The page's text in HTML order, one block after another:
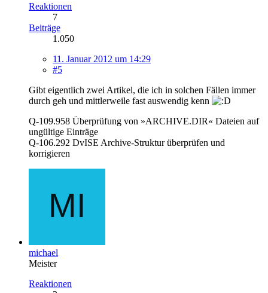
Reaktionen
7
Beiträge
1.050
11. Januar 2012 um 14:29
#5
Gibt eigentlich zwei Artikel, die ich in solchen Fällen immer
durch geh und mittlerweile fast auswendig kenn
Q-109.958 Überprüfung von »ARCHIVE.DIR« Dateien auf
ungültige Einträge
Q-106.292 DvISE Archive-Struktur überprüfen und
korrigieren
michael
Meister
Reaktionen